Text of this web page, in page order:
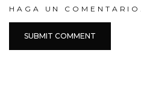
HAGA UN COMENTARIO.